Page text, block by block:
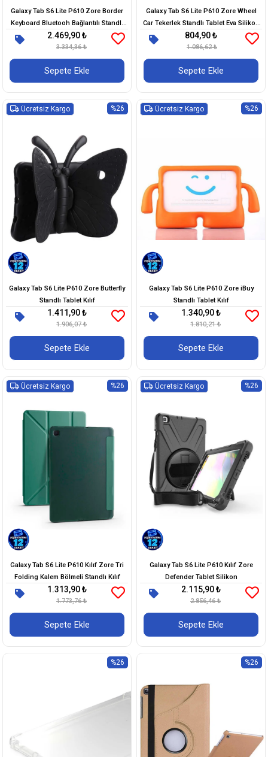
Galaxy Tab S6 Lite P610 Zore Border
Keyboard Bluetooh Bağlantılı Standlı
Klavyeli Tablet Kılıfı
2.469,90 ₺
3.334,36 ₺
Sepete Ekle
Galaxy Tab S6 Lite P610 Zore Wheel
Car Tekerlek Standlı Tablet Eva Silikon
Kılıf
804,90 ₺
1.086,62 ₺
Sepete Ekle
Galaxy Tab S6 Lite P610 Zore Butterfly
Standlı Tablet Kılıf
1.411,90 ₺
1.906,07 ₺
Sepete Ekle
%26
Ücretsiz Kargo
Galaxy Tab S6 Lite P610 Zore iBuy
Standlı Tablet Kılıf
1.340,90 ₺
1.810,21 ₺
Sepete Ekle
%26
Ücretsiz Kargo
Galaxy Tab S6 Lite P610 Kılıf Zore Tri
Folding Kalem Bölmeli Standlı Kılıf
1.313,90 ₺
1.773,76 ₺
Sepete Ekle
%26
Ücretsiz Kargo
Galaxy Tab S6 Lite P610 Kılıf Zore
Defender Tablet Silikon
2.115,90 ₺
2.856,46 ₺
Sepete Ekle
%26
Ücretsiz Kargo
%26 %26